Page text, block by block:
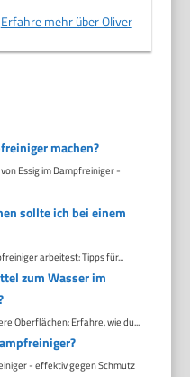
Erfahre mehr über Oliver
machen?
Essig im Dampfreiniger -
sollte ich bei einem
arbeitest: Tipps für...
zum Wasser im
Oberflächen: Erfahre, wie du...
- effektiv gegen Schmutz